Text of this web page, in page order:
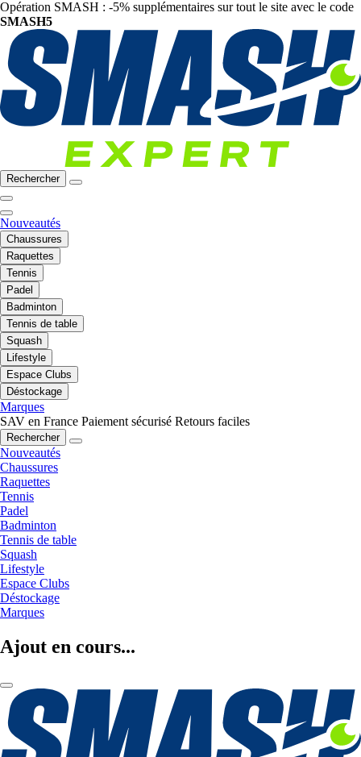
Opération SMASH : -5% supplémentaires sur tout le site avec le code
SMASH5
Rechercher
Nouveautés
Chaussures
Raquettes
Tennis
Padel
Badminton
Tennis de table
Squash
Lifestyle
Espace Clubs
Déstockage
Marques
SAV en France Paiement sécurisé Retours faciles
Rechercher
Nouveautés
Chaussures
Raquettes
Tennis
Padel
Badminton
Tennis de table
Squash
Lifestyle
Espace Clubs
Déstockage
Marques
Ajout en cours...